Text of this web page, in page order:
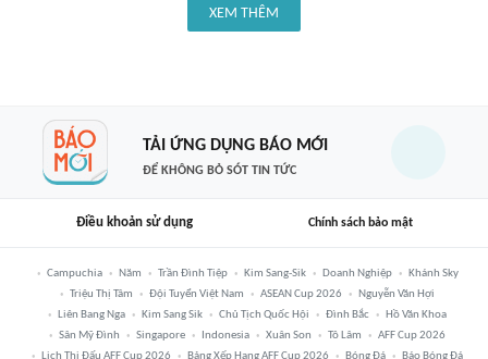
XEM THÊM
TẢI ỨNG DỤNG BÁO MỚI
ĐỂ KHÔNG BỎ SÓT TIN TỨC
Điều khoản sử dụng Chính sách bảo mật
Campuchia Năm Trần Đình Tiệp Kim Sang-Sik Doanh Nghiệp
Khánh Sky
Triệu Thị Tâm
Đội Tuyển Việt Nam ASEAN Cup 2026
Nguyễn Văn Hợi
Liên Bang Nga
Kim Sang Sik Chủ Tịch Quốc Hội Đình Bắc
Hồ Văn Khoa
Sân Mỹ Đình
Singapore Indonesia Xuân Son Tô Lâm
AFF Cup 2026
Lịch Thi Đấu AFF Cup 2026
Bảng Xếp Hạng AFF Cup 2026 Bóng Đá Báo Bóng Đá